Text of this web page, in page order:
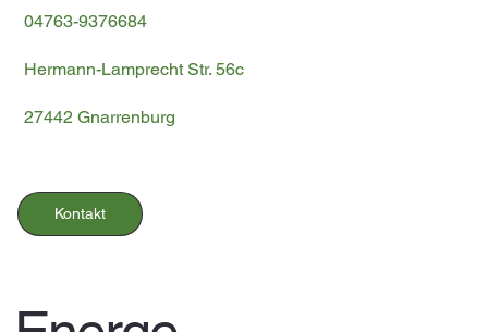
04763-9376684
Hermann-Lamprecht Str. 56c
27442 Gnarrenburg
Kontakt